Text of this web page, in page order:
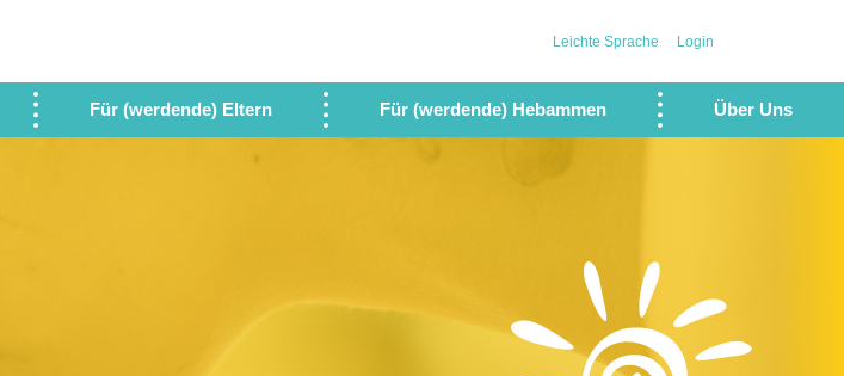
Für (werdende) Eltern Für (werdende) Hebammen Über Uns
Leichte Sprache Login